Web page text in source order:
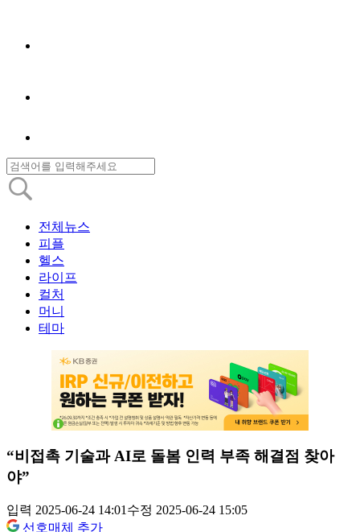
전체뉴스
피플
헬스
라이프
컬처
머니
테마
“비접촉 기술과 AI로 돌봄 인력 부족 해결점 찾아
야”
입력 2025-06-24 14:01수정 2025-06-24 15:05
선호매체 추가